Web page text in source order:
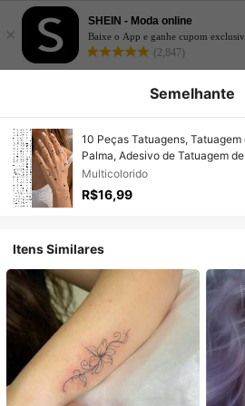
×
SHEIN - Moda online
Baixe o App e ganhe cupom
(2,847)
Semelhante
10 Peças Tatuagens,
Palma, Adesivo de Tatuagem
Tatuagem Semipermanente,
Mão, Tatuagens Temporárias,
Tatuagem à Prova d'Água de
Multicolorido
R$16,99
Itens Similares